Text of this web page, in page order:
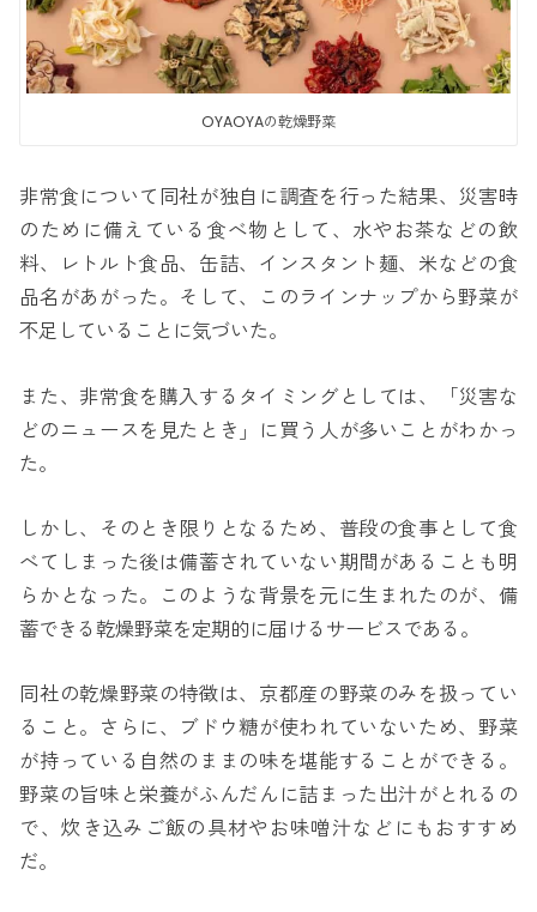
OYAOYAの乾燥野菜
非常食について同社が独自に調査を行った結果、災害時
のために備えている食べ物として、水やお茶などの飲
料、レトルト食品、缶詰、インスタント麺、米などの食
品名があがった。そして、このラインナップから野菜が
不足していることに気づいた。
また、非常食を購入するタイミングとしては、「災害な
どのニュースを見たとき」に買う人が多いことがわかっ
た。
しかし、そのとき限りとなるため、普段の食事として食
べてしまった後は備蓄されていない期間があることも明
らかとなった。このような背景を元に生まれたのが、備
蓄できる乾燥野菜を定期的に届けるサービスである。
同社の乾燥野菜の特徴は、京都産の野菜のみを扱ってい
ること。さらに、ブドウ糖が使われていないため、野菜
が持っている自然のままの味を堪能することができる。
野菜の旨味と栄養がふんだんに詰まった出汁がとれるの
で、炊き込みご飯の具材やお味噌汁などにもおすすめ
だ。